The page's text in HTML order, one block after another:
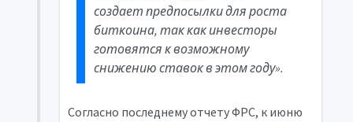
создает предпосылки для роста
биткоина, так как инвесторы
готовятся к возможному
снижению ставок в этом году».
Согласно последнему отчету ФРС, к июню